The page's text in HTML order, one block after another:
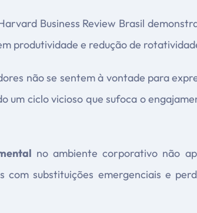
Business Review Brasil
produtividade e redução de
não se sentem à vontade para
um ciclo vicioso que sufoca o
no ambiente corporativo não
com substituições emergenciais e